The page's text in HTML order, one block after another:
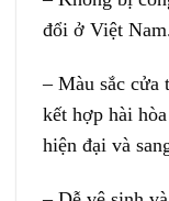
đổi ở Việt
– Màu sắc cửa
kết hợp hài
hiện đại và